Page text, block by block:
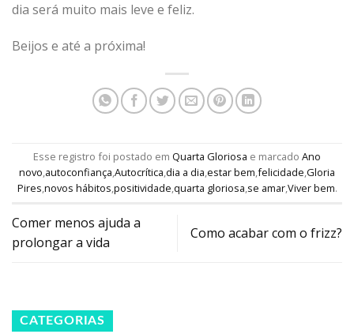
dia será muito mais leve e feliz.
Beijos e até a próxima!
Esse registro foi postado em Quarta Gloriosa e marcado Ano
novo,autoconfiança,Autocrítica,dia a dia,estar bem,felicidade,Gloria
Pires,novos hábitos,positividade,quarta gloriosa,se amar,Viver bem.
Comer menos ajuda a
prolongar a vida
Como acabar com o frizz?
CATEGORIAS